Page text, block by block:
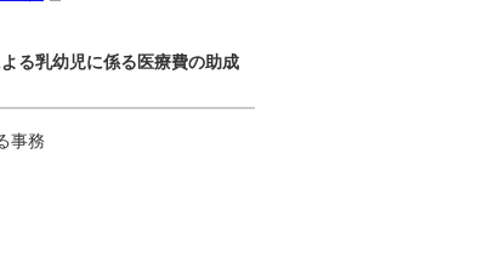
る乳幼児に係る医療費の助成
事務